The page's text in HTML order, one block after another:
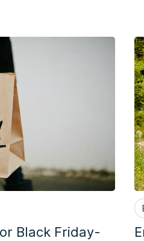
Black Friday-